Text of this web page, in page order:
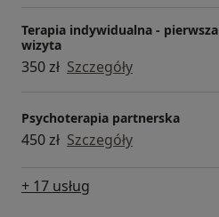
Terapia indywidualna - pierwsza
wizyta
350 zł Szczegóły
Psychoterapia partnerska
450 zł Szczegóły
+ 17 usług